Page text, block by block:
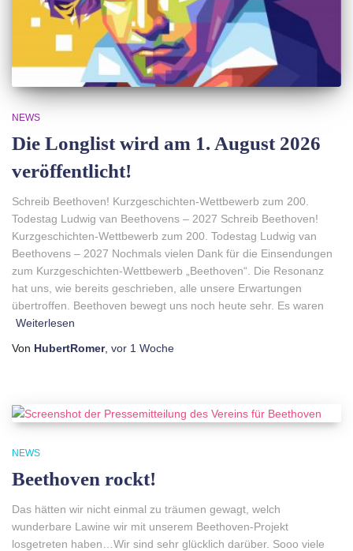
NEWS
Die Longlist wird am 1. August 2026
veröffentlicht!
Schreib Beethoven! Kurzgeschichten-Wettbewerb zum 200.
Todestag Ludwig van Beethovens – 2027 Schreib Beethoven!
Kurzgeschichten-Wettbewerb zum 200. Todestag Ludwig van
Beethovens – 2027 Nochmals vielen Dank für die Einsendungen
zum Kurzgeschichten-Wettbewerb „Beethoven“. Die Resonanz
hat uns, wie bereits geschrieben, alle unsere Erwartungen
übertroffen. Beethoven bewegt uns noch heute sehr. Es waren
Weiterlesen
Von HubertRomer, vor 1 Woche
NEWS
Beethoven rockt!
Das hätten wir nicht einmal zu träumen gewagt, welch
wunderbare Lawine wir mit unserem Beethoven-Projekt
losgetreten haben…Wir sind sehr glücklich darüber. Sooo viele